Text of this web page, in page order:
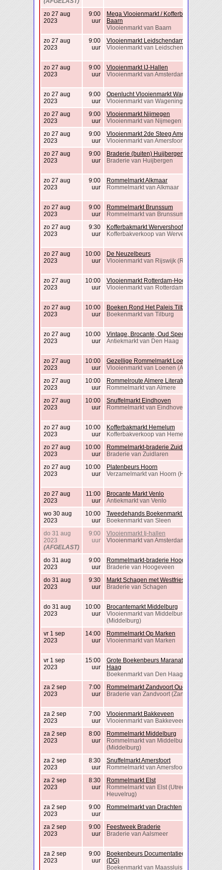
zo 27 aug
2023
9:00
uur
Mega Vlooienmarkt / Kofferbakverkoop
Baarn
Vlooienmarkt van Baarn
zo 27 aug
2023
9:00
uur
Vlooienmarkt Leidschendam
Vlooienmarkt van Leidschendam
zo 27 aug
2023
9:00
uur
Vlooienmarkt IJ-Hallen
Vlooienmarkt van Amsterdam
zo 27 aug
2023
9:00
uur
Openlucht Vlooienmarkt Wageningen
Vlooienmarkt van Wageningen
zo 27 aug
2023
9:00
uur
Vlooienmarkt Nijmegen
Vlooienmarkt van Nijmegen
zo 27 aug
2023
9:00
uur
Vlooienmarkt 2de Steeg Amersfoort
Vlooienmarkt van Amersfoort
zo 27 aug
2023
9:00
uur
Braderie (buiten) Huijbergen
Braderie van Huijbergen
zo 27 aug
2023
9:00
uur
Rommelmarkt Alkmaar
Rommelmarkt van Alkmaar
zo 27 aug
2023
9:00
uur
Rommelmarkt Brunssum
Rommelmarkt van Brunssum
zo 27 aug
2023
9:30
uur
Kofferbakmarkt Wervershoof
Kofferbakverkoop van Wervershoof
zo 27 aug
2023
10:00
uur
De Neuzelbeurs
Vlooienmarkt van Rijswijk (Rijswijk)
zo 27 aug
2023
10:00
uur
Vlooienmarkt Rotterdam-Hoogvliet
Vlooienmarkt van Rotterdam
zo 27 aug
2023
10:00
uur
Boeken Rond Het Paleis Tilburg
Boekenmarkt van Tilburg
zo 27 aug
2023
10:00
uur
Vintage, Brocante, Oud Speelgoed Markt
Antiekmarkt van Den Haag
zo 27 aug
2023
10:00
uur
Gezellige Rommelmarkt Loenen
Vlooienmarkt van Loenen (Apeldoorn)
zo 27 aug
2023
10:00
uur
Rommelroute Almere Literatuurwijk
Rommelmarkt van Almere
zo 27 aug
2023
10:00
uur
Snuffelmarkt Eindhoven
Rommelmarkt van Eindhoven
zo 27 aug
2023
10:00
uur
Kofferbakmarkt Hemelum
Kofferbakverkoop van Hemelum
zo 27 aug
2023
10:00
uur
Rommelmarkt-braderie Zuidlaren
Braderie van Zuidlaren
zo 27 aug
2023
10:00
uur
Platenbeurs Hoorn
Verzamelmarkt van Hoorn (Hoorn)
zo 27 aug
2023
11:00
uur
Brocante Markt Venlo
Antiekmarkt van Venlo
wo 30 aug
2023
10:00
uur
Tweedehands Boekenmarkt Sleen
Boekenmarkt van Sleen
do 31 aug
2023
(AFGELAST)
9:00
uur
Vlooienmarkt Ij-hallen
Vlooienmarkt van Amsterdam
do 31 aug
2023
9:00
uur
Rommelmarkt-braderie Hoogeveen
Braderie van Hoogeveen
do 31 aug
2023
9:30
uur
Markt Schagen met Westfriese Folklore
Braderie van Schagen
do 31 aug
2023
10:00
uur
Brocantemarkt Middelburg
Vlooienmarkt van Middelburg
(Middelburg)
vr 1 sep
2023
14:00
uur
Rommelmarkt Op Marken
Vlooienmarkt van Marken
vr 1 sep
2023
15:00
uur
Grote Boekenbeurs Maranathakerk Den
Haag
Boekenmarkt van Den Haag
za 2 sep
2023
7:00
uur
Rommelmarkt Zandvoort Oud-noord
Braderie van Zandvoort (Zandvoort)
za 2 sep
2023
7:00
uur
Vlooienmarkt Bakkeveen
Vlooienmarkt van Bakkeveen
za 2 sep
2023
8:00
uur
Rommelmarkt Middelburg
Rommelmarkt van Middelburg
(Middelburg)
za 2 sep
2023
8:30
uur
Snuffelmarkt Amersfoort
Rommelmarkt van Amersfoort
za 2 sep
2023
8:30
uur
Rommelmarkt Elst
Rommelmarkt van Elst (Utrechtse
Heuvelrug)
za 2 sep
2023
9:00
uur
Rommelmarkt van Drachten
za 2 sep
2023
9:00
uur
Feestweek Braderie
Braderie van Aalsmeer
za 2 sep
2023
9:00
uur
Boekenbeurs Documentatiegroep ’40-’45
(DG)
Boekenmarkt van Maassluis